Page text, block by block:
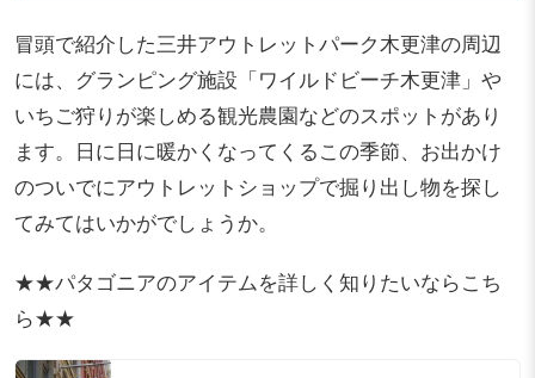
冒頭で紹介した三井アウトレットパーク木更津の周辺
には、グランピング施設「ワイルドビーチ木更津」や
いちご狩りが楽しめる観光農園などのスポットがあり
ます。日に日に暖かくなってくるこの季節、お出かけ
のついでにアウトレットショップで掘り出し物を探し
てみてはいかがでしょうか。
★★パタゴニアのアイテムを詳しく知りたいならこち
ら★★